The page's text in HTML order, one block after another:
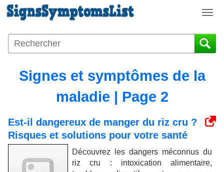
T
g
g
g
i
o
Signes et symptômes de la
maladie | Page 2
Est-il dangereux de manger du riz cru ?
Risques et solutions pour votre santé
Découvrez les dangers méconnus du
riz cru : intoxication alimentaire,